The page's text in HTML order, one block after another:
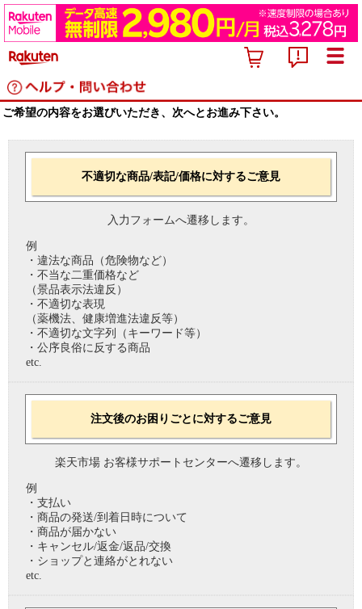
ご希望の内容をお選びいただき、次へとお進み下さい。
不適切な商品/表記/価格に対するご意見
入力フォームへ遷移します。
例
・違法な商品（危険物など）
・不当な二重価格など
（景品表示法違反）
・不適切な表現
（薬機法、健康増進法違反等）
・不適切な文字列（キーワード等）
・公序良俗に反する商品
etc.
注文後のお困りごとに対するご意見
楽天市場 お客様サポートセンターへ遷移します。
例
・支払い
・商品の発送/到着日時について
・商品が届かない
・キャンセル/返金/返品/交換
・ショップと連絡がとれない
etc.